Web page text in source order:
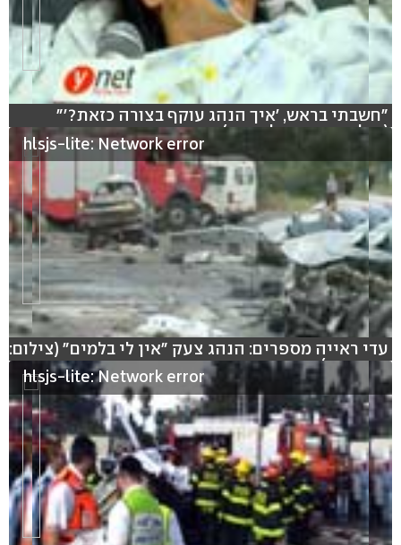
"חשבתי בראש, 'איך הנהג עוקף בצורה כזאת?'"
(צילום: אביעד נלביצקי)
hlsjs-lite: Network error
עדי ראייה מספרים: הנהג צעק "אין לי בלמים" (צילום:
עידו בקר)
hlsjs-lite: Network error